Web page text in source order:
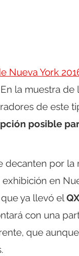
Nueva York
la muestra de
de este
posible
decanten por la
en
que ya llevó el
con una
que